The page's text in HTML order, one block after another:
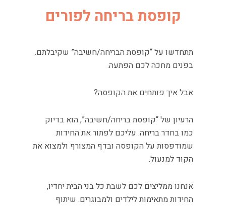
קופסת בריחה לפורים
תתחדשו על “קופסת הבריחה/חשיבה” שקיבלתם.
בפנים מחכה לכם הפתעה.
אבל איך פותחים את הקופסה?
הרעיון של “קופסת בריחה/חשיבה”, הוא בדיוק
כמו בחדר בריחה. עליכם לפתור את החידות
שמודפסות על הקופסה ובדף המצורף ולמצוא את
הקוד למנעול.
אנחנו ממליצים לכם לשבת כל בני הבית יחדיו,
החידות מתאימות לילדים ולמבוגרים. שיתוף